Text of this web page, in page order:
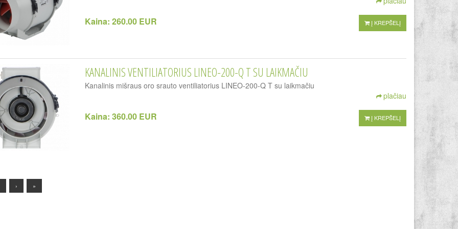
Kaina: 260.00 EUR Į KREPŠELĮ
KANALINIS VENTILIATORIUS LINEO-200-Q T SU LAIKMAČIU
Kanalinis mišraus oro srauto ventiliatorius LINEO-200-Q T su laikmačiu
plačiau
Kaina: 360.00 EUR Į KREPŠELĮ
› »